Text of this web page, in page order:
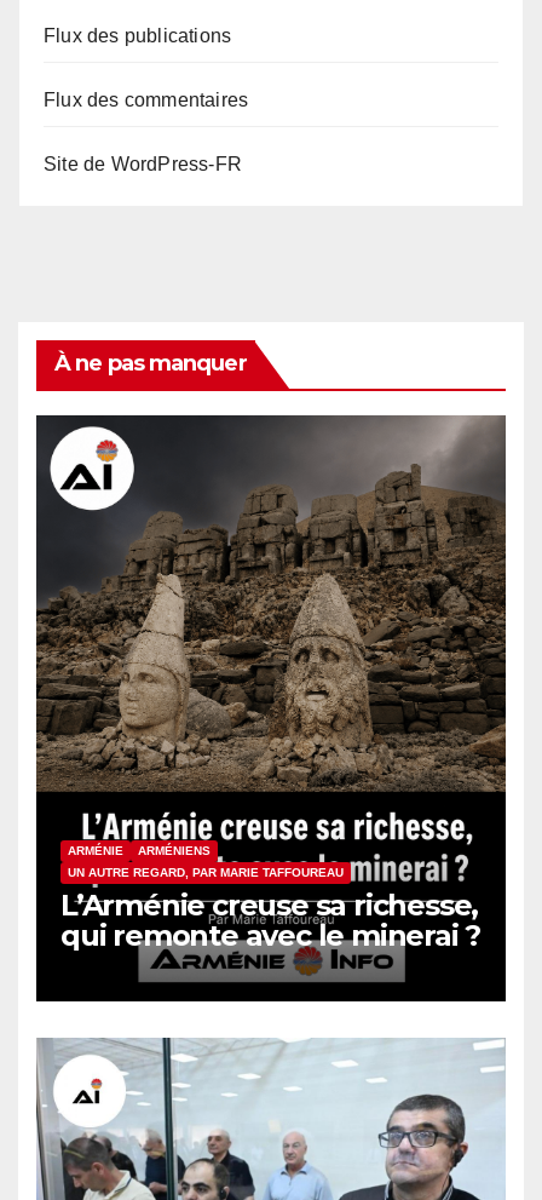
Flux des publications
Flux des commentaires
Site de WordPress-FR
À ne pas manquer
ARMÉNIE
ARMÉNIENS
UN AUTRE REGARD, PAR MARIE TAFFOUREAU
L’Arménie creuse sa richesse,
qui remonte avec le minerai ?